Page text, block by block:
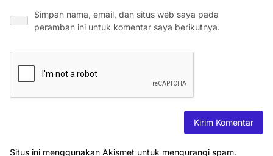
Simpan nama, email, dan situs web saya pada
peramban ini untuk komentar saya berikutnya.
Situs ini menggunakan Akismet untuk mengurangi spam.